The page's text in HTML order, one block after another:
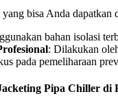
bisa Anda dapatkan
bahan isolasi
: Dilakukan
pada pemeliharaan
Pipa Chiller di